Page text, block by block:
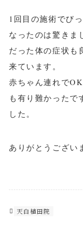
1回目の施術でび
なったのは驚きま
だった体の症状も
来ています。
赤ちゃん連れで
も有り難かったで
した。
ありがとうござい
天白植田院